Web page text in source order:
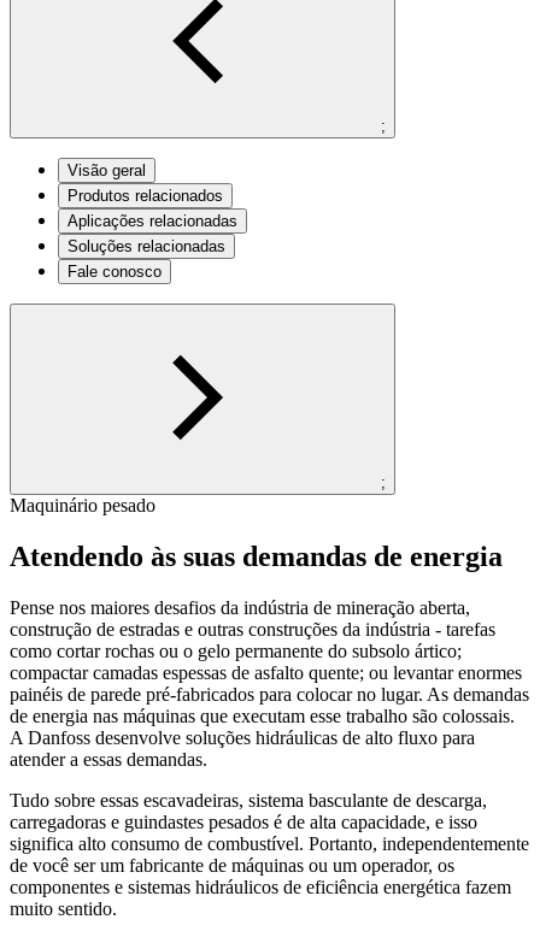
;
Visão geral
Produtos relacionados
Aplicações relacionadas
Soluções relacionadas
Fale conosco
;
Maquinário pesado
Atendendo às suas demandas de energia
Pense nos maiores desafios da indústria de mineração aberta,
construção de estradas e outras construções da indústria - tarefas
como cortar rochas ou o gelo permanente do subsolo ártico;
compactar camadas espessas de asfalto quente; ou levantar enormes
painéis de parede pré-fabricados para colocar no lugar. As demandas
de energia nas máquinas que executam esse trabalho são colossais.
A Danfoss desenvolve soluções hidráulicas de alto fluxo para
atender a essas demandas.
Tudo sobre essas escavadeiras, sistema basculante de descarga,
carregadoras e guindastes pesados é de alta capacidade, e isso
significa alto consumo de combustível. Portanto, independentemente
de você ser um fabricante de máquinas ou um operador, os
componentes e sistemas hidráulicos de eficiência energética fazem
muito sentido.